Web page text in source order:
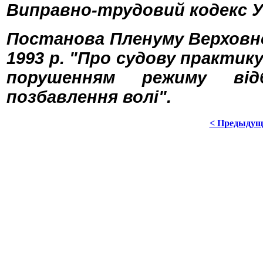
Виправно-трудовий кодекс
Постанова Пленуму
1993 р. "Про судову
порушенням режиму
позбавлення волі".
<